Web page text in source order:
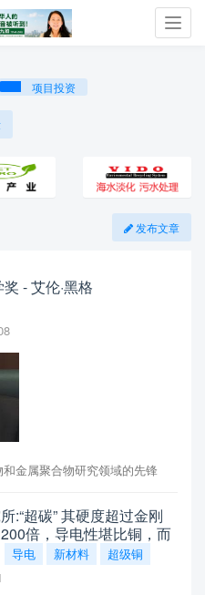
项目投资
发布文章
- 艾伦·黑格
金属聚合物研究领域的先锋
:“超碳” 其硬度超过金刚
倍，导电性堪比铜，而
导电 新材料
超级铜